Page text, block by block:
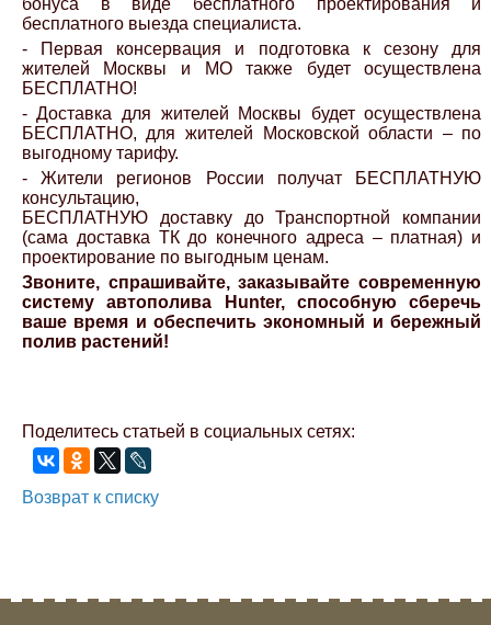
бесплатного выезда специалиста.
- Первая консервация и подготовка к сезону для
жителей Москвы и МО также будет осуществлена
БЕСПЛАТНО!
- Доставка для жителей Москвы будет осуществлена
БЕСПЛАТНО, для жителей Московской области – по
выгодному тарифу.
- Жители регионов России получат БЕСПЛАТНУЮ
консультацию,
БЕСПЛАТНУЮ доставку до Транспортной компании
(сама доставка ТК до конечного адреса – платная) и
проектирование по выгодным ценам.
Звоните, спрашивайте, заказывайте современную
систему автополива Hunter, способную сберечь
ваше время и обеспечить экономный и бережный
полив растений!
Поделитесь статьей в социальных сетях:
Возврат к списку